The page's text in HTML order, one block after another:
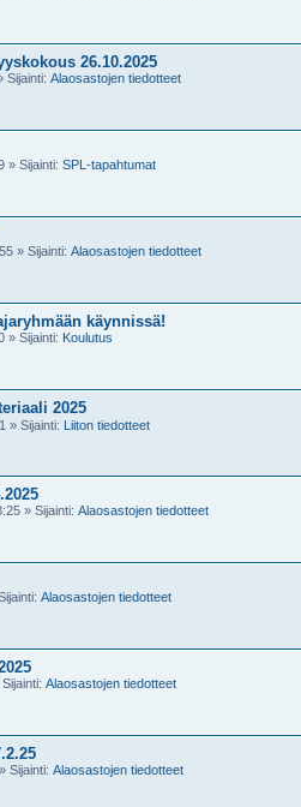
26.10.2025
Sijainti: Alaosastojen tiedotteet
» Sijainti: SPL-tapahtumat
» Sijainti: Alaosastojen tiedotteet
käynnissä!
» Sijainti: Koulutus
2025
» Sijainti: Liiton tiedotteet
» Sijainti: Alaosastojen tiedotteet
Alaosastojen tiedotteet
Alaosastojen tiedotteet
» Sijainti: Alaosastojen tiedotteet